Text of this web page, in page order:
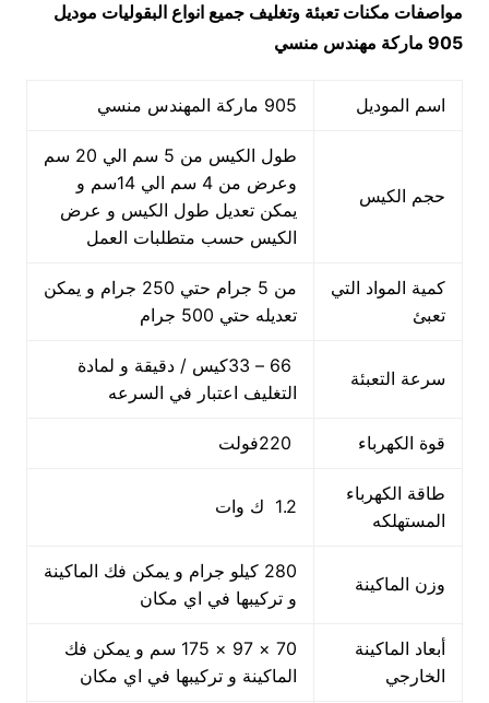
مواصفات مكنات تعبئة وتغليف جميع انواع البقوليات موديل
905 ماركة مهندس منسي
اسم الموديل 905 ماركة المهندس منسي
حجم الكيس
طول الكيس من 5 سم الي 20 سم
وعرض من 4 سم الي 14سم و
يمكن تعديل طول الكيس و عرض
الكيس حسب متطلبات العمل
كمية المواد التي
تعبئ
من 5 جرام حتي 250 جرام و يمكن
تعديله حتي 500 جرام
سرعة التعبئة
66 – 33كيس / دقيقة و لمادة
التغليف اعتبار في السرعه
قوة الكهرباء
طاقة الكهرباء
المستهلكه
1.2 ك وات
وزن الماكينة
280 كيلو جرام و يمكن فك الماكينة
و تركيبها في اي مكان
أبعاد الماكينة
الخارجي
70 × 97 × 175 سم و يمكن فك
الماكينة و تركيبها في اي مكان